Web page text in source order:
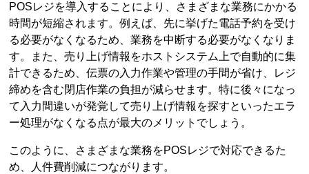
POSレジを導入することにより、さまざまな業務にかかる
時間が短縮されます。例えば、先に挙げた電話予約を受け
る必要がなくなるため、業務を中断する必要がなくなりま
す。また、売り上げ情報をホストシステム上で自動的に集
計できるため、伝票の入力作業や管理の手間が省け、レジ
締めを含む閉店作業の負担が減らせます。特に後々になっ
て入力間違いが発覚して売り上げ情報を探すといったエラ
ー処理がなくなる点が最大のメリットでしょう。
このように、さまざまな業務をPOSレジで対応できるた
め、人件費削減につながります。